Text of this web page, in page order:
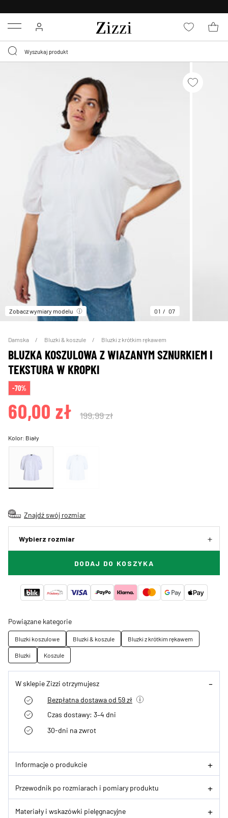
Menu
Zobacz wymiary modelu 01 07
Damska Bluzki & koszule Bluzki z krótkim rękawem
BLUZKA KOSZULOWA Z WIAZANYM SZNURKIEM I
TEKSTURA W KROPKI
-70%
60,00 zł 199,99 zł
Kolor: Biały
Znajdź swój rozmiar
Wybierz rozmiar
DODAJ DO KOSZYKA
Powiązane kategorie
Bluzki koszulowe Bluzki & koszule
Bluzki z krótkim rękawem
Bluzki
Koszule
W sklepie Zizzi otrzymujesz
Bezpłatna dostawa od 59 zł
Czas dostawy: 3–4 dni
30-dni na zwrot
Informacje o produkcie
Przewodnik po rozmiarach i pomiary produktu
Materiały i wskazówki pielęgnacyjne